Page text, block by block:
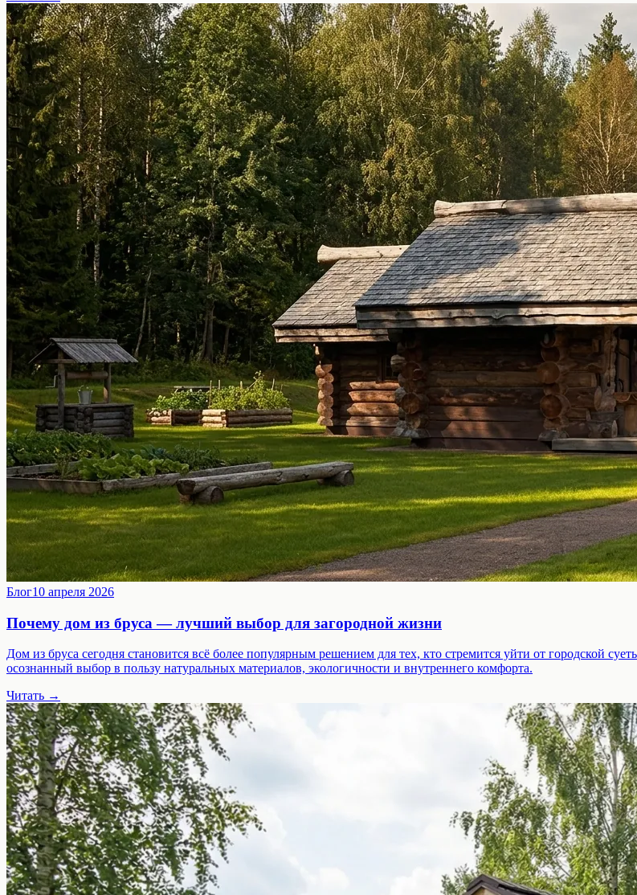
Блог10 апреля 2026
Почему дом из бруса — лучший выбор для загородной жизни
Дом из бруса сегодня становится всё более популярным решением для тех, кто стремится уйти от городской
осознанный выбор в пользу натуральных материалов, экологичности и внутреннего комфорта.
Читать →